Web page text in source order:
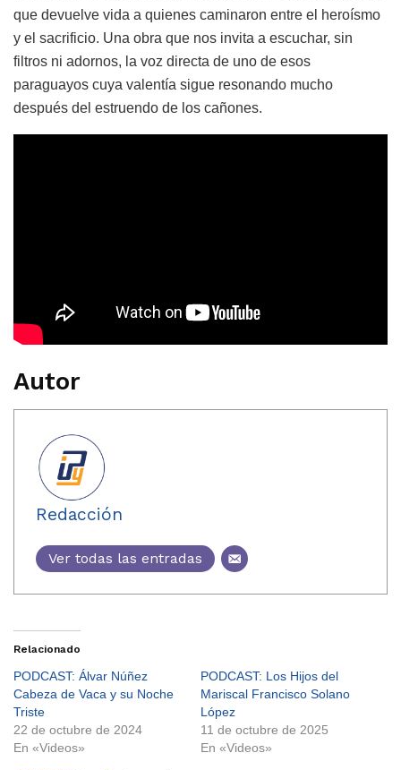
que devuelve vida a quienes caminaron entre el heroísmo
y el sacrificio. Una obra que nos invita a escuchar, sin
filtros ni adornos, la voz directa de uno de esos
paraguayos cuya valentía sigue resonando mucho
después del estruendo de los cañones.
Autor
Redacción
Ver todas las entradas
Relacionado
PODCAST: Álvar Núñez
Cabeza de Vaca y su Noche
Triste
22 de octubre de 2024
En «Videos»
PODCAST: Los Hijos del
Mariscal Francisco Solano
López
11 de octubre de 2025
En «Videos»